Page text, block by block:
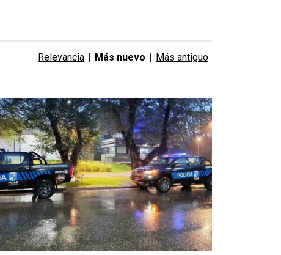
Relevancia | Más nuevo | Más antiguo